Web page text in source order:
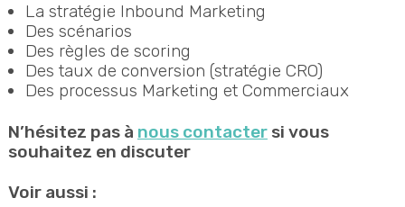
La stratégie Inbound Marketing
Des scénarios
Des règles de scoring
Des taux de conversion (stratégie CRO)
Des processus Marketing et Commerciaux
N’hésitez pas à nous contactersi vous
souhaitez en discuter
Voir aussi :